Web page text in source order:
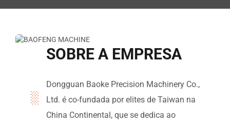
SOBRE A EMPRESA
Dongguan Baoke Precision Machinery Co.,
Ltd. é co-fundada por elites de Taiwan na
China Continental, que se dedica ao